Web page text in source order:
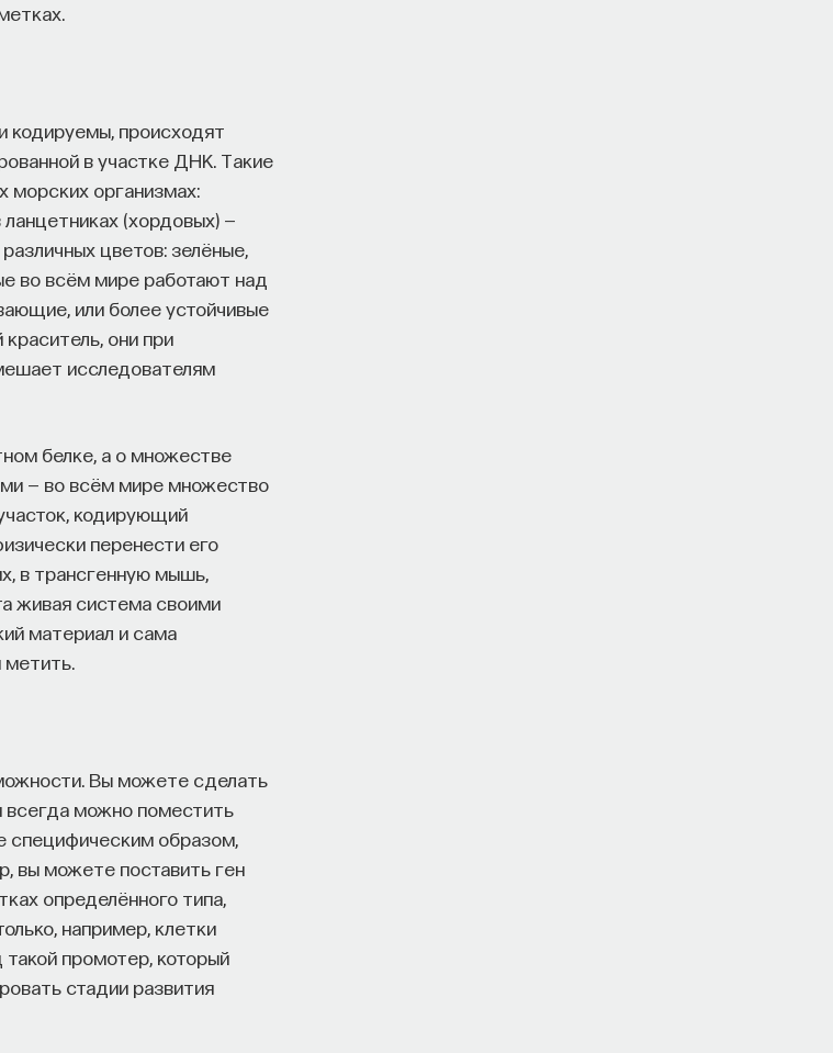
кодируемы, происходят
в участке ДНК. Такие
морских организмах:
ланцетниках (хордовых) —
цветов: зелёные,
во всём мире работают над
или более устойчивые
они при
исследователям
белке, а о множестве
— во всём мире множество
кодирующий
перенести его
в трансгенную мышь,
живая система своими
материал и сама
Вы можете сделать
всегда можно поместить
специфическим образом,
вы можете поставить ген
определённого типа,
например, клетки
промотер, который
стадии развития